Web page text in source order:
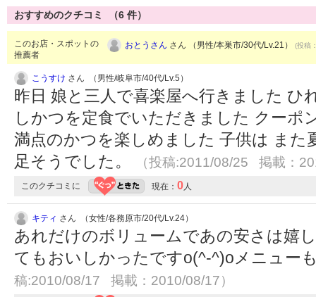
おすすめのクチコミ （6 件）
このお店・スポットの
推薦者
おとうさん さん （男性/本巣市/30代/Lv.21） (投稿
こうすけ さん （男性/岐阜市/40代/Lv.5）
昨日 娘と三人で喜楽屋へ行きました ひ
しかつを定食でいただきました クーポ
満点のかつを楽しめました 子供は また
足そうでした。
（投稿:2011/08/25 掲載：
このクチコミに 現在： 0人
キティ さん （女性/各務原市/20代/Lv.24）
あれだけのボリュームであの安さは嬉
てもおいしかったですo(^-^)oメニュー
稿:2010/08/17 掲載：2010/08/17）